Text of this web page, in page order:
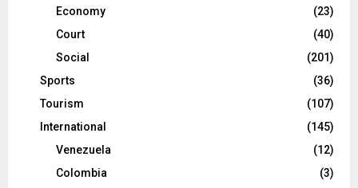
Economy
(23)
Court
(40)
Social
(201)
Sports
(36)
Tourism
(107)
International
(145)
Venezuela
(12)
Colombia
(3)